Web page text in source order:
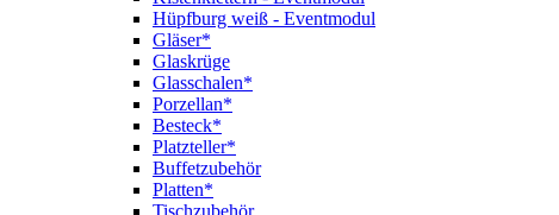
Hüpfburg weiß - Eventmodul
Gläser*
Glaskrüge
Glasschalen*
Porzellan*
Besteck*
Platzteller*
Buffetzubehör
Platten*
Tischzubehör